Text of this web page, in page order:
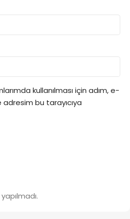
kullanılması için adım, e-
bu tarayıcıya